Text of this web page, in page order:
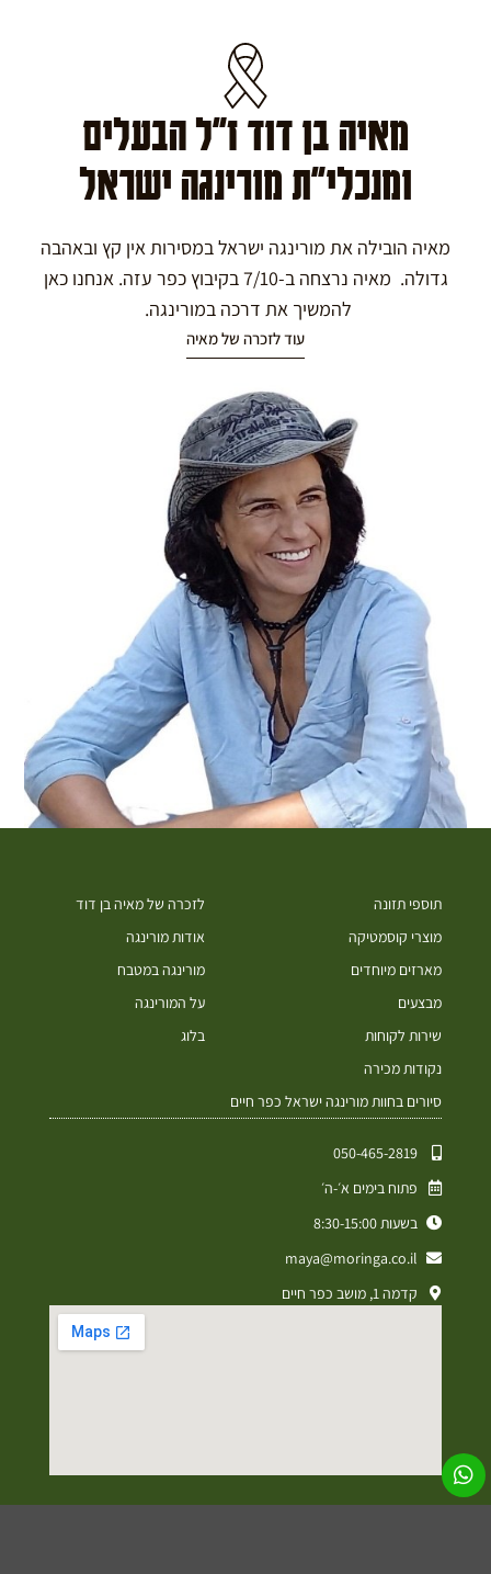
מאיה בן דוד ז"ל הבעלים
ומנכלי"ת מורינגה ישראל
מאיה הובילה את מורינגה ישראל במסירות אין קץ ובאהבה
גדולה. מאיה נרצחה ב-7/10 בקיבוץ כפר עזה. אנחנו כאן
להמשיך את דרכה במורינגה.
עוד לזכרה של מאיה
תוספי תזונה
מוצרי קוסמטיקה
מארזים מיוחדים
מבצעים
שירות לקוחות
נקודות מכירה
סיורים בחוות מורינגה ישראל כפר חיים
לזכרה של מאיה בן דוד
אודות מורינגה
מורינגה במטבח
על המורינגה
בלוג
050-465-2819⁩
פתוח בימים א׳-ה׳
בשעות 8:30-15:00
maya@moringa.co.il
קדמה 1, מושב כפר חיים